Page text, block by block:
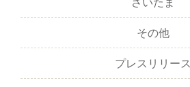
その他
プレスリリース